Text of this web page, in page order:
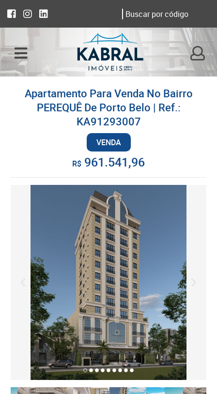
Apartamento Para Venda No Bairro
PEREQUÊ De Porto Belo | Ref.:
KA91293007
VENDA
R$ 961.541,96